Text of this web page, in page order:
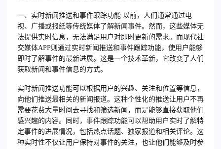
一、实时新闻推送和事件跟踪功能 以前，人们通常通过电
视、广播或报纸等传统媒体了解新闻事件。然而，这些媒体无
法提供实时信息，无法满足用户对即时更新的需求。而现代社
交媒体APP则通过实时新闻推送和事件跟踪功能，使用户能够
即时了解事件的最新进展。这是一个技术革新，它改变了人们
获取新闻和事件信息的方式。
实时新闻推送功能可以根据用户的兴趣、关注和位置等信息，
向他们推送最相关的新闻报道。这种个性化的推送让用户不再
需要花费大量时间去寻找和筛选新闻，而是能够直接获取他们
感兴趣的内容。同时，事件跟踪功能可以帮助用户实时了解特
定事件的进展情况，包括热点话题、独家报道和相关评论。这
种实时性不仅让用户保持对事件的关注，也让他们能够及时参